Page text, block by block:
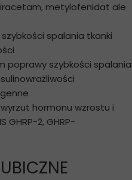
metylofenidat ale
spalania tkanki
poprawy szybkości spalania
hormonu wzrostu i
GHRP-2, GHRP-